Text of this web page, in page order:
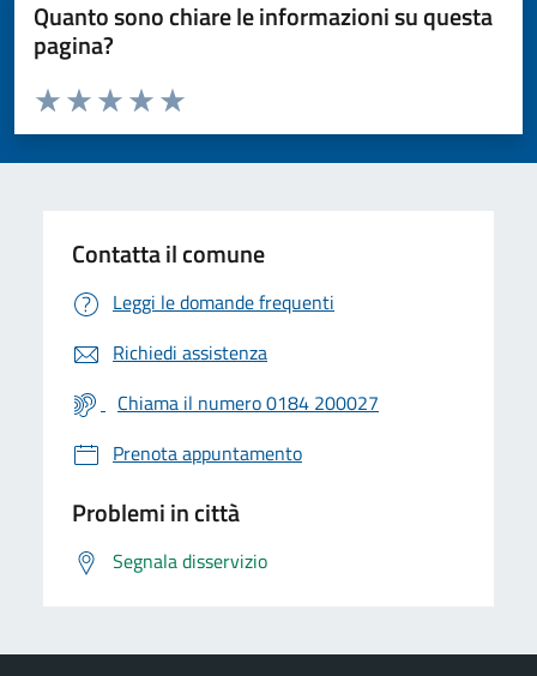
Quanto sono chiare le informazioni su questa
pagina?
Valuta da 1 a 5 stelle la pagina
Valuta 5 stelle su 5
Valuta 4 stelle su 5
Valuta 3 stelle su 5
Valuta 2 stelle su 5
Valuta 1 stelle su 5
Contatta il comune
Leggi le domande frequenti
Richiedi assistenza
Chiama il numero 0184 200027
Prenota appuntamento
Problemi in città
Segnala disservizio